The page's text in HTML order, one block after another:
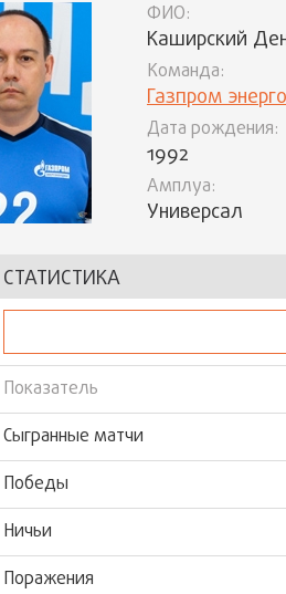
ФИО:
Каширский
Команда:
Газпром
Дата рождения:
1992
Амплуа:
Универсал
СТАТИСТИКА
Показатель
Сыгранные матчи
Победы
Ничьи
Поражения